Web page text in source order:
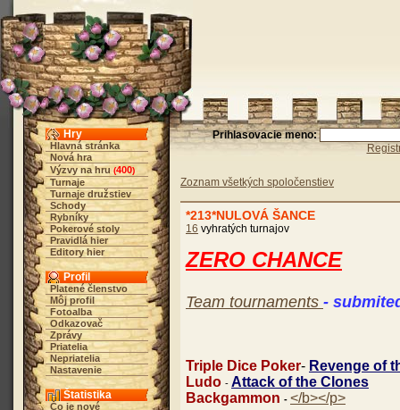
Hry
Hlavná stránka
Nová hra
Výzvy na hru (400)
Turnaje
Turnaje družstiev
Schody
Rybníky
Pokerové stoly
Pravidlá hier
Editory hier
Profil
Platené členstvo
Môj profil
Fotoalba
Odkazovač
Zprávy
Priatelia
Nepriatelia
Nastavenie
Štatistika
Čo je nové
Prihlasovacie meno:
Zoznam všetkých spoločenstiev
*213*NULOVÁ ŠANCE
16 vyhratých turnajov
ZERO CHANCE
Team tournaments -
Triple Dice Poker- Revenge of
Ludo - Attack of the Clones
Backgammon - </b></p>